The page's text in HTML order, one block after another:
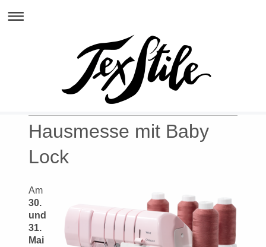
Hausmesse mit Baby
Lock
Am
30.
und
31.
Mai